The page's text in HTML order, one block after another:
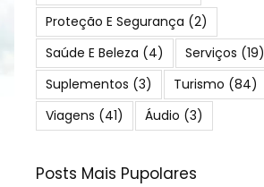
Proteção E Segurança (2)
Saúde E Beleza (4) Serviços (19)
Suplementos (3) Turismo (84)
Viagens (41) Áudio (3)
Posts Mais Pupolares